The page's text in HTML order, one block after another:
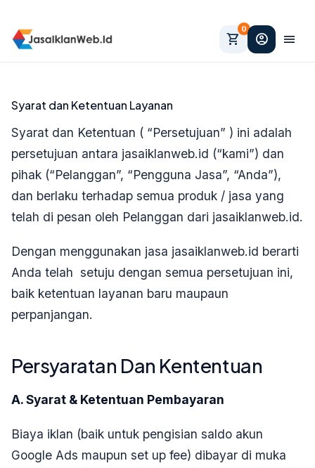
shopping_cart
0
account_circle menu
Syarat dan Ketentuan Layanan
Syarat dan Ketentuan ( “Persetujuan” ) ini adalah
persetujuan antara jasaiklanweb.id (“kami”) dan
pihak (“Pelanggan”, “Pengguna Jasa”, “Anda”),
dan berlaku terhadap semua produk / jasa yang
telah di pesan oleh Pelanggan dari jasaiklanweb.id.
Dengan menggunakan jasa jasaiklanweb.id berarti
Anda telah setuju dengan semua persetujuan ini,
baik ketentuan layanan baru maupaun
perpanjangan.
Persyaratan Dan Kententuan
A. Syarat & Ketentuan Pembayaran
Biaya iklan (baik untuk pengisian saldo akun
Google Ads maupun set up fee) dibayar di muka